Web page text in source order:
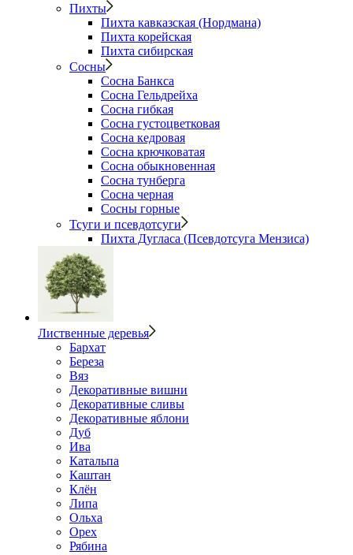
Пихты
Пихта кавказская (Нордмана)
Пихта корейская
Пихта сибирская
Сосны
Сосна Банкса
Сосна Гельдрейха
Сосна гибкая
Сосна густоцветковая
Сосна кедровая
Сосна крючковатая
Сосна обыкновенная
Сосна тунберга
Сосна черная
Сосны горные
Тсуги и псевдотсуги
Пихта Дугласа (Псевдотсуга Мензиса)
Лиственные деревья
Бархат
Береза
Вяз
Декоративные вишни
Декоративные сливы
Декоративные яблони
Дуб
Ива
Катальпа
Каштан
Клён
Липа
Ольха
Орех
Рябина